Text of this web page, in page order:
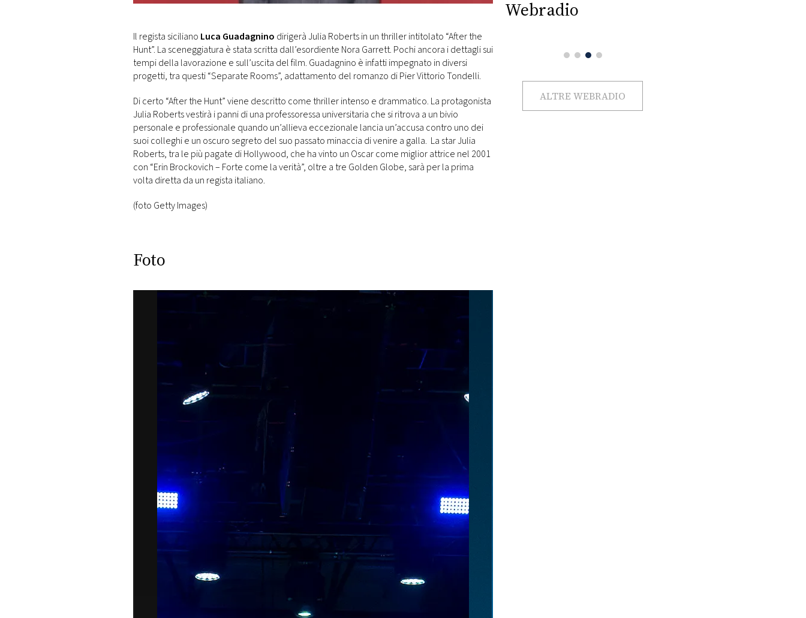
DI
RMC
CONSIGLIA
Il regista siciliano Luca Guadagnino dirigerà Julia Roberts in un thriller intitolato “After the
Hunt”. La sceneggiatura è stata scritta dall’esordiente Nora Garrett. Pochi ancora i dettagli sui
tempi della lavorazione e sull’uscita del film. Guadagnino è infatti impegnato in diversi
progetti, tra questi “Separate Rooms”, adattamento del romanzo di Pier Vittorio Tondelli.
Di certo “After the Hunt” viene descritto come thriller intenso e drammatico. La protagonista
Julia Roberts vestirà i panni di una professoressa universitaria che si ritrova a un bivio
personale e professionale quando un’allieva eccezionale lancia un’accusa contro uno dei
suoi colleghi e un oscuro segreto del suo passato minaccia di venire a galla. La star Julia
Roberts, tra le più pagate di Hollywood, che ha vinto un Oscar come miglior attrice nel 2001
con “Erin Brockovich – Forte come la verità”, oltre a tre Golden Globe, sarà per la prima
volta diretta da un regista italiano.
(foto Getty Images)
Foto
Webradio
ALTRE WEBRADIO